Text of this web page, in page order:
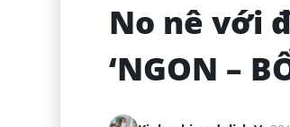
No nê với
‘NGON –